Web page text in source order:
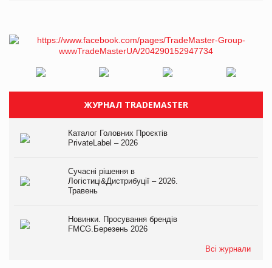
ЖУРНАЛ TRADEMASTER
Каталог Головних Проєктів
PrivateLabel – 2026
Сучасні рішення в
Логістиці&Дистрибуції – 2026.
Травень
Новинки. Просування брендів
FMCG.Березень 2026
Всі журнали